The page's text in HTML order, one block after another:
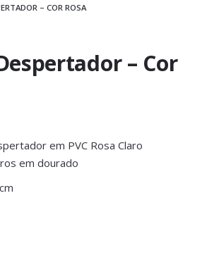
– COR ROSA
– Cor
em PVC Rosa Claro
em dourado